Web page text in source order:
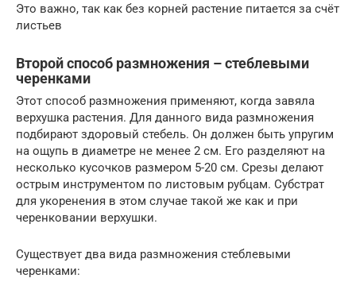
Это важно, так как без корней растение питается за счёт
листьев
Второй способ размножения – стеблевыми
черенками
Этот способ размножения применяют, когда завяла
верхушка растения. Для данного вида размножения
подбирают здоровый стебель. Он должен быть упругим
на ощупь в диаметре не менее 2 см. Его разделяют на
несколько кусочков размером 5-20 см. Срезы делают
острым инструментом по листовым рубцам. Субстрат
для укоренения в этом случае такой же как и при
черенковании верхушки.
Существует два вида размножения стеблевыми
черенками: